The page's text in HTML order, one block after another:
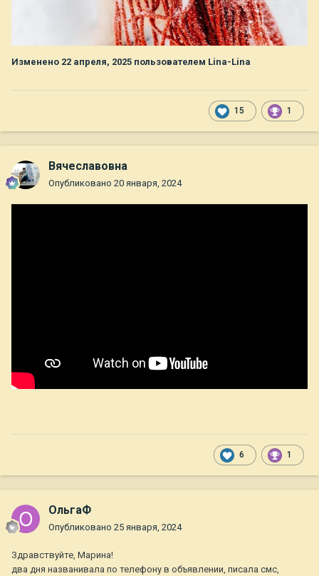
Изменено 22 апреля, 2025 пользователем Lina-Lina
15 1
Вячеславовна
Опубликовано 20 января, 2024
6 1
ОльгаФ
Опубликовано 25 января, 2024
Здравствуйте, Марина!
два дня названивала по телефону в объявлении, писала смс,